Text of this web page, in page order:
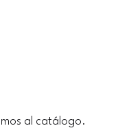
al catálogo.